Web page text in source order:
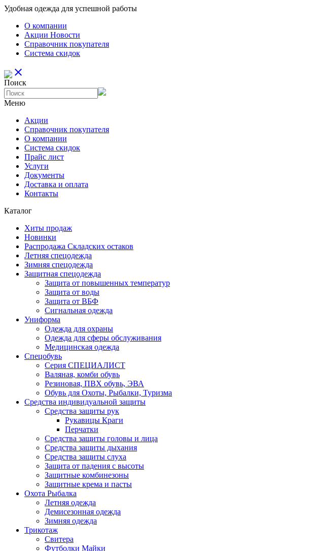
Удобная одежда для успешной работы
О компании
Aкции Новости
Справочник покупателя
Система скидок
close
Поиск
Меню
Aкции
Справочник покупателя
О компании
Система скидок
Прайс лист
Услуги
Документы
Доставка и оплата
Контакты
Каталог
Хиты продаж
Новинки
Распродажа Складских остаков
Летняя спецодежда
Зимняя спецодежда
Защитная спецодежда
Защита от повышенных температур
Защита от воды
Защита от ВБФ
Сигнальная одежда
Униформа
Одежда для охраны
Одежда для сферы обслуживания
Медицинская одежда
Спецобувь
Серия СПЕЦИАЛИСТ
Валяная, комби обувь
Резиновая, ПВХ обувь, ЭВА
Обувь для Охоты, Рыбалки, Туризма
Средства индивидуальной защиты
Средства защиты рук
Рукавицы Краги
Перчатки
Средства защиты головы и лица
Средства защиты дыхания
Средства защиты слуха
Защита от падения с высоты
Защитные комбинезоны
Защитные крема и пасты
Охота Рыбалка
Летняя одежда
Демисезонная одежда
Зимняя одежда
Трикотаж
Свитера
Футболки Майки